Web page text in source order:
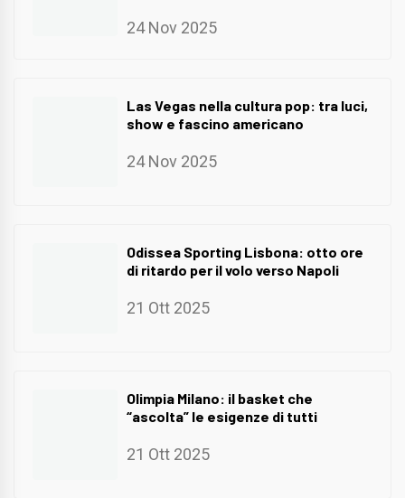
24 Nov 2025
Las Vegas nella cultura pop: tra luci,
show e fascino americano
24 Nov 2025
Odissea Sporting Lisbona: otto ore
di ritardo per il volo verso Napoli
21 Ott 2025
Olimpia Milano: il basket che
“ascolta” le esigenze di tutti
21 Ott 2025